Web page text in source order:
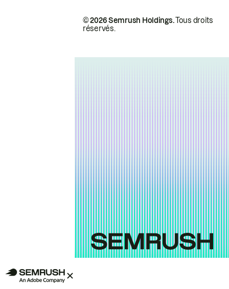
© 2026 Semrush Holdings.Tous droits
réservés.